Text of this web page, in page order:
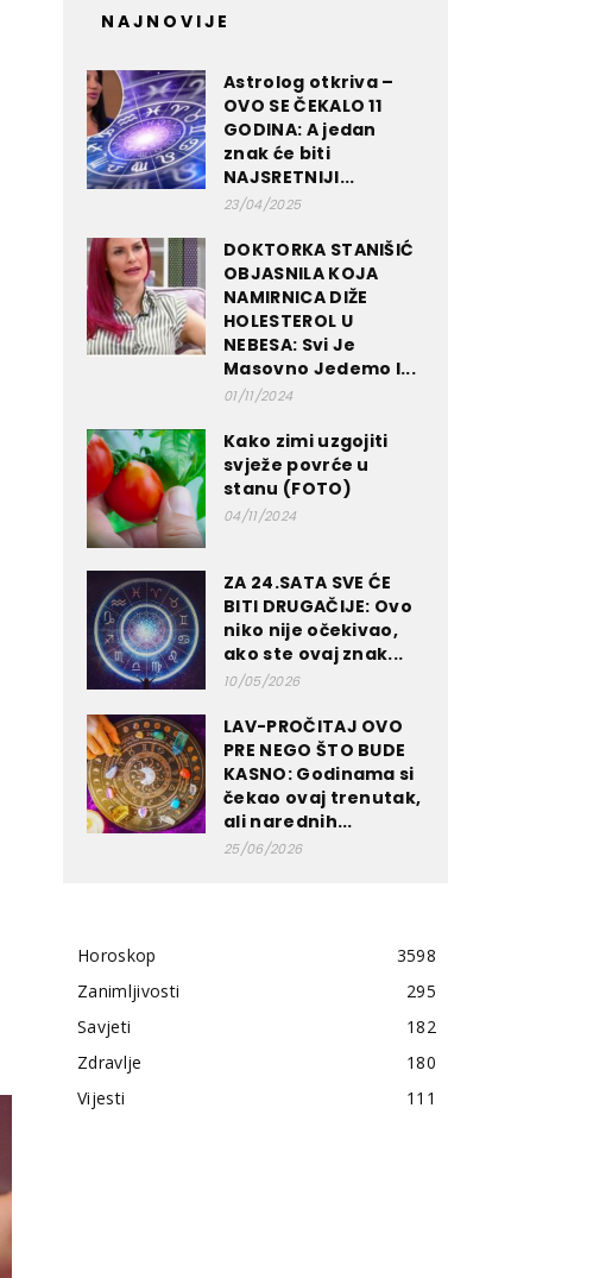
NAJNOVIJE
Astrolog otkriva –
OVO SE ČEKALO 11
GODINA: A jedan
znak će biti
NAJSRETNIJI...
23/04/2025
DOKTORKA STANIŠIĆ
OBJASNILA KOJA
NAMIRNICA DIŽE
HOLESTEROL U
NEBESA: Svi Je
Masovno Jedemo I...
01/11/2024
Kako zimi uzgojiti
svježe povrće u
stanu (FOTO)
04/11/2024
ZA 24.SATA SVE ĆE
BITI DRUGAČIJE: Ovo
niko nije očekivao,
ako ste ovaj znak...
10/05/2026
LAV-PROČITAJ OVO
PRE NEGO ŠTO BUDE
KASNO: Godinama si
čekao ovaj trenutak,
ali narednih...
25/06/2026
Horoskop
3598
Zanimljivosti
295
Savjeti
182
Zdravlje
180
Vijesti
111